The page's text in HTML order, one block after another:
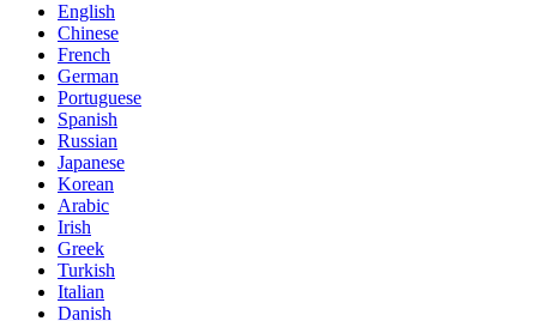
English
Chinese
French
German
Portuguese
Spanish
Russian
Japanese
Korean
Arabic
Irish
Greek
Turkish
Italian
Danish